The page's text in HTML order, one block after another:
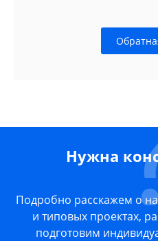
Нужна
Подробно расскажем о
и типовых проектах,
подготовим